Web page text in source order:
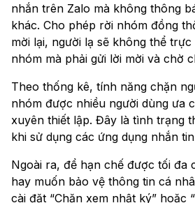
nhắn trên Zalo mà không thông
khác. Cho phép rời nhóm đồng
mời lại, người lạ sẽ không thể
nhóm mà phải gửi lời mời và chờ
Theo thống kê, tính năng chặn
nhóm được nhiều người dùng ưa
xuyên thiết lập. Đây là tình trạng
khi sử dụng các ứng dụng nhắn
Ngoài ra, để hạn chế được tối đa
hay muốn bảo vệ thông tin cá
cài đặt “Chặn xem nhật ký” hoặc